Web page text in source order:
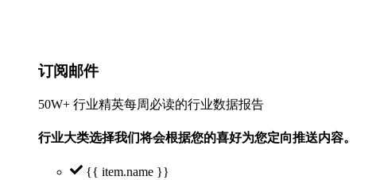
订阅邮件
50W+ 行业精英每周必读的行业数据报告
行业大类选择我们将会根据您的喜好为您定向推送内容。
{{ item.name }}